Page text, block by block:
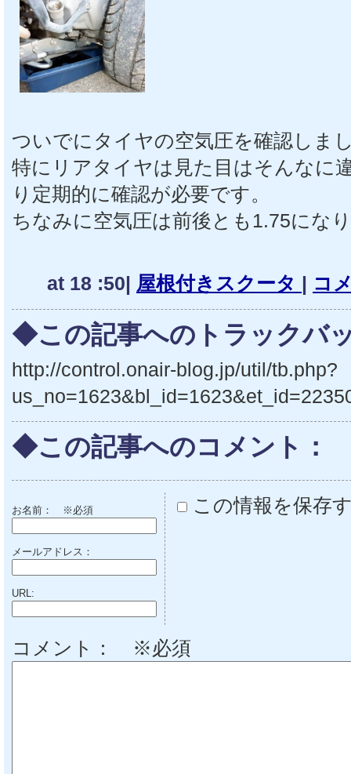
ついでにタイヤの空気圧を確認しま
特にリアタイヤは見た目はそんなに
り定期的に確認が必要です。
ちなみに空気圧は前後とも1.75にな
at 18 :50| 屋根付きスクータ | コ
◆この記事へのトラックバ
http://control.onair-blog.jp/util/tb.php?
◆この記事へのコメント：
お名前： ※必須
メールアドレス：
URL:
この情報を保存
コメント： ※必須